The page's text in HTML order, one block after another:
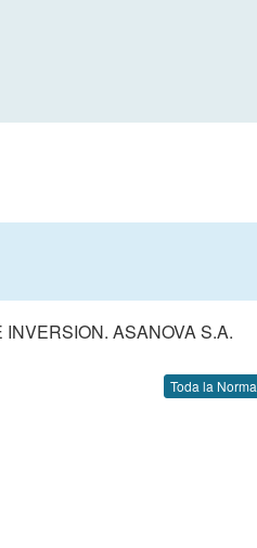
ASANOVA S.A.
Toda la Norma